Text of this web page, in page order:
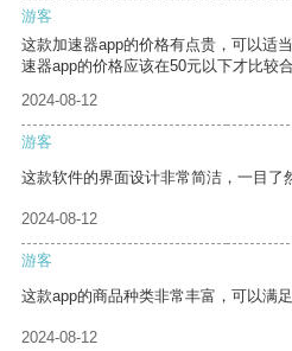
游客
这款加速器app的价格有点贵，可以适
速器app的价格应该在50元以下才比较合
2024-08-12
游客
这款软件的界面设计非常简洁，一目了
2024-08-12
游客
这款app的商品种类非常丰富，可以满
2024-08-12